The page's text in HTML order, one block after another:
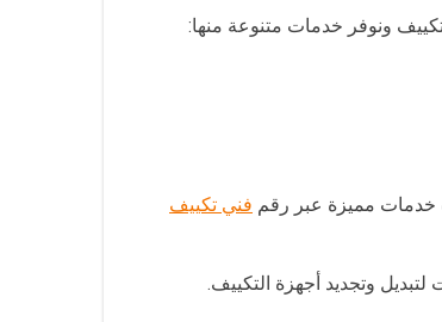
ونوفر خدمات متنوعة منها:
خدمات مميزة عبر رقم فني تكييف
وتجديد أجهزة التكييف.